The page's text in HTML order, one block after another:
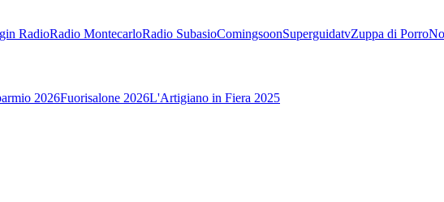
RadioRadio MontecarloRadio SubasioComingsoonSuperguidatvZuppa di Porro
2026Fuorisalone 2026L'Artigiano in Fiera 2025